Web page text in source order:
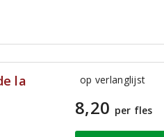
la
op verlanglijst
8,20 per fles